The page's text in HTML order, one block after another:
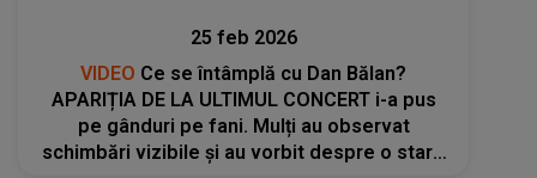
25 feb 2026
VIDEO Ce se întâmplă cu Dan Bălan?
APARIȚIA DE LA ULTIMUL CONCERT i-a pus
pe gânduri pe fani. Mulți au observat
schimbări vizibile și au vorbit despre o stare